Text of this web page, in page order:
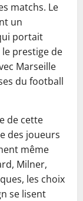
matchs. Le
un
portait
le prestige de
Marseille
du football
de cette
des joueurs
même
Milner,
les choix
se lisent